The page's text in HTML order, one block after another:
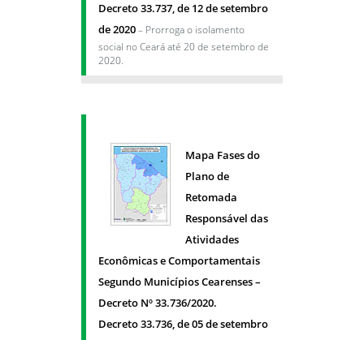
Decreto 33.737, de 12 de setembro
de 2020– Prorroga o isolamento
social no Ceará até 20 de setembro de
2020.
Mapa Fases do
Plano de
Retomada
Responsável das
Atividades
Econômicas e Comportamentais
Segundo Municípios Cearenses –
Decreto Nº 33.736/2020.
Decreto 33.736, de 05 de setembro